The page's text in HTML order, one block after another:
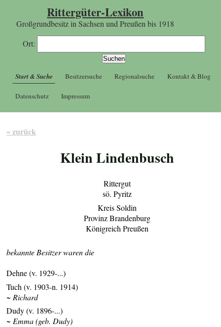
Rittergüter-Lexikon
Großgrundbesitz in Sachsen und Preußen bis 1918
Ort:
Start & Suche Besitzersuche Regionalsuche Kontakt & Blog
Datenschutz Impressum
« zurück
Klein Lindenbusch
Rittergut
sö. Pyritz
Kreis Soldin
Provinz Brandenburg
Königreich Preußen
bekannte Besitzer waren die
Dehne (v. 1929-...)
Tuch (v. 1903-n. 1914)
~ Richard
Dudy (v. 1896-...)
~ Emma (geb. Dudy)